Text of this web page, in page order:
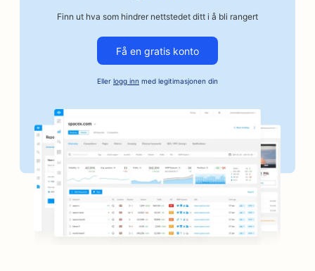
SEO for håndverksbaserte kaffebrennerier
SEO for kausjonstjenester
SEO for frisørsalonger
SEO for banker
SEO for bokhandlere
SEO for grillsteder
SEO for brettspillkafeer
Finn ut hva som hindrer nettstedet ditt i å bli rangert
Få en gratis konto
Eller logg inn med legitimasjonen din